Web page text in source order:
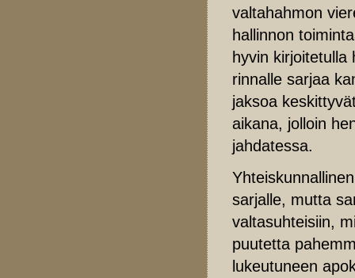
valtahahmon
hallinnon
hyvin kirjoitetulla
rinnalle sarjaa
jaksoa
aikana, jolloin
jahdatessa.
sarjalle, mutta
valtasuhteisiin,
puutetta
lukeutuneen